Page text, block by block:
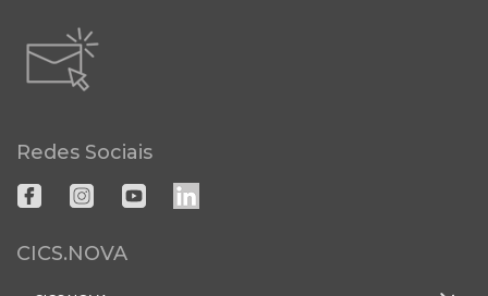
Redes Sociais
CICS.NOVA